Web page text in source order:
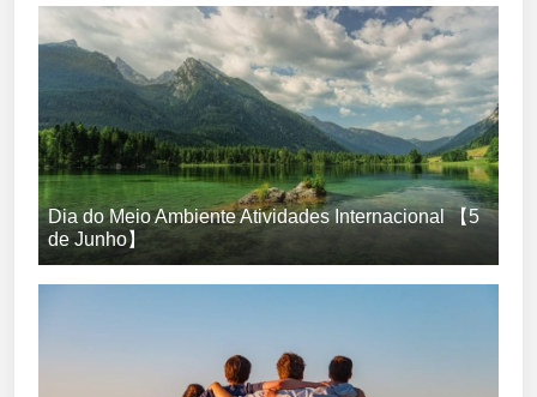
Dia do Meio Ambiente Atividades Internacional 【5
de Junho】